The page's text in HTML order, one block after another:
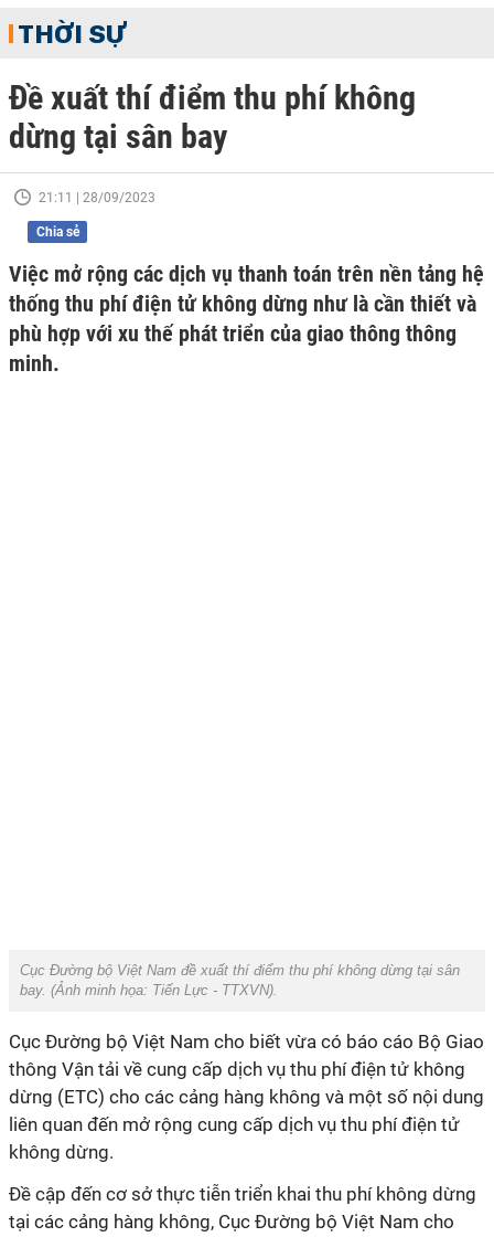
THỜI SỰ
Đề xuất thí điểm thu phí không
dừng tại sân bay
21:11 | 28/09/2023
Chia sẻ
Việc mở rộng các dịch vụ thanh toán trên nền tảng hệ
thống thu phí điện tử không dừng như là cần thiết và
phù hợp với xu thế phát triển của giao thông thông
minh.
Cục Đường bộ Việt Nam đề xuất thí điểm thu phí không dừng tại sân
bay. (Ảnh minh họa: Tiến Lực - TTXVN).
Cục Đường bộ Việt Nam cho biết vừa có báo cáo Bộ Giao
thông Vận tải về cung cấp dịch vụ thu phí điện tử không
dừng (ETC) cho các cảng hàng không và một số nội dung
liên quan đến mở rộng cung cấp dịch vụ thu phí điện tử
không dừng.
Đề cập đến cơ sở thực tiễn triển khai thu phí không dừng
tại các cảng hàng không, Cục Đường bộ Việt Nam cho